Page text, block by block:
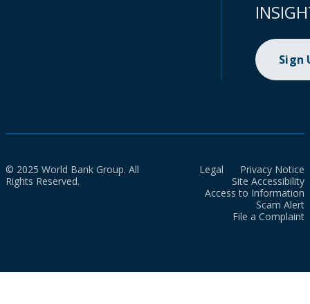
Sign
© 2025 World Bank Group. All
Rights Reserved.
Legal
Privacy Notice
Site Accessibility
Access to Information
Scam Alert
File a Complaint